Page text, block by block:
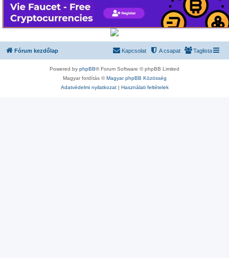
Fórum kezdőlap Taglista
A csapat
Kapcsolat
Powered by phpBB® Forum Software © phpBB Limited
Magyar fordítás ©Magyar phpBB Közösség
Adatvédelmi nyilatkozat| Használati feltételek